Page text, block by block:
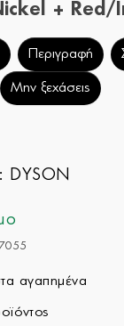
+ Red/
Περιγραφή
Μην ξεχάσεις
DYSON
αγαπημένα